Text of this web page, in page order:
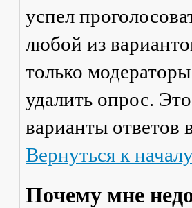
успел
любой из
только
удалить опрос.
варианты ответов
Вернуться к
Почему мне